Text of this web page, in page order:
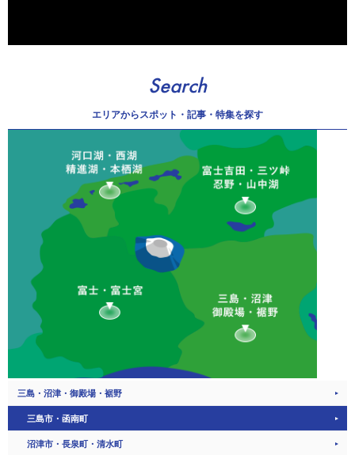
Search
エリアからスポット・記事・特集を探す
三島・沼津・御殿場・裾野
三島市・函南町
沼津市・長泉町・清水町